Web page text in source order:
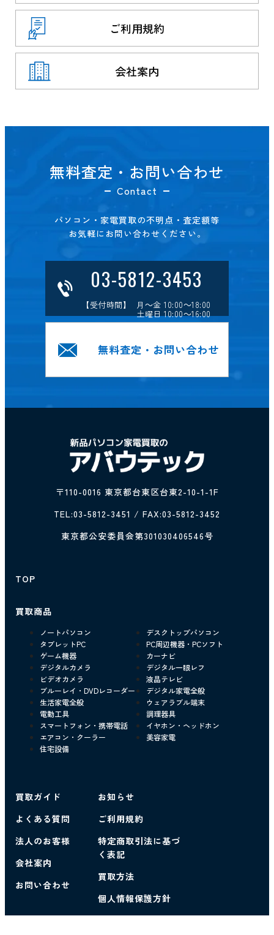
ご利用規約
会社案内
無料査定・お問い合わせ
Contact
パソコン・家電買取の不明点・査定額等
お気軽にお問い合わせください。
03-5812-3453
【受付時間】 月～金 10:00～18:00
土曜日 10:00～16:00
無料査定・お問い合わせ
〒110-0016 東京都台東区台東2-10-1-1F
TEL:03-5812-3451 / FAX:03-5812-3452
東京都公安委員会第301030406546号
TOP
買取商品
ノートパソコン
デスクトップパソコン
タブレットPC
PC周辺機器・PCソフト
ゲーム機器
カーナビ
デジタルカメラ
デジタル一眼レフ
ビデオカメラ
液晶テレビ
ブルーレイ・DVDレコーダー
デジタル家電全般
生活家電全般
ウェアラブル端末
電動工具
調理器具
スマートフォン・携帯電話
イヤホン・ヘッドホン
エアコン・クーラー
美容家電
住宅設備
買取ガイド
よくある質問
法人のお客様
会社案内
お問い合わせ
お知らせ
ご利用規約
特定商取引法に基づ
く表記
買取方法
個人情報保護方針